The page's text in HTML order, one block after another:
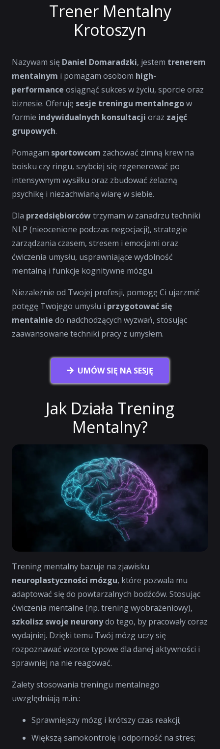
Trener Mentalny
Krotoszyn
Nazywam się Daniel Domaradzki, jestem trenerem
mentalnym i pomagam osobom high-
performance osiągnąć sukces w życiu, sporcie oraz
biznesie. Oferuję sesje treningu mentalnegow
formie indywidualnych konsultacji oraz zajęć
grupowych.
Pomagam sportowcom zachować zimną krew na
boisku czy ringu, szybciej się regenerować po
intensywnym wysiłku oraz zbudować żelazną
psychikę i niezachwianą wiarę w siebie.
Dla przedsiębiorcówtrzymam w zanadrzu techniki
NLP (nieocenione podczas negocjacji), strategie
zarządzania czasem, stresem i emocjami oraz
ćwiczenia umysłu, usprawniające wydolność
mentalną i funkcje kognitywne mózgu.
Niezależnie od Twojej profesji, pomogę Ci ujarzmić
potęgę Twojego umysłu i przygotować się
mentalnie do nadchodzących wyzwań, stosując
zaawansowane techniki pracy z umysłem.
UMÓW SIĘ NA SESJĘ
Jak Działa Trening
Mentalny?
Trening mentalny bazuje na zjawisku
neuroplastyczności mózgu, które pozwala mu
adaptować się do powtarzalnych bodźców. Stosując
ćwiczenia mentalne (np. trening wyobrażeniowy),
szkolisz swoje neuronydo tego, by pracowały coraz
wydajniej. Dzięki temu Twój mózg uczy się
rozpoznawać wzorce typowe dla danej aktywności i
sprawniej na nie reagować.
Zalety stosowania treningu mentalnego
uwzględniają m.in.:
Sprawniejszy mózg i krótszy czas reakcji;
Większą samokontrolę i odporność na stres;